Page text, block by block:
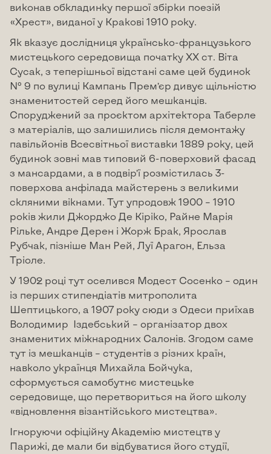
виконав обкладинку першої збірки поезій
«Хрест», виданої у Кракові 1910 року.
Як вказує дослідниця українсько-французького
мистецького середовища початку ХХ ст. Віта
Сусак, з теперішньої відстані саме цей будинок
№ 9 по вулиці Кампань Прем’єр дивує щільністю
знаменитостей серед його мешканців.
Споруджений за проєктом архітектора Таберле
з матеріалів, що залишились після демонтажу
павільйонів Всесвітньої виставки 1889 року, цей
будинок зовні мав типовий 6-поверховий фасад
з мансардами, а в подвір’ї розмістилась 3-
поверхова анфілада майстерень з великими
скляними вікнами. Тут упродовж 1900 – 1910
років жили Джорджо Де Кіріко, Райне Марія
Рільке, Андре Дерен і Жорж Брак, Ярослав
Рубчак, пізніше Ман Рей, Луї Арагон, Ельза
Тріоле.
У 1902 році тут оселився Модест Сосенко – один
із перших стипендіатів митрополита
Шептицького, а 1907 року сюди з Одеси приїхав
Володимир Іздебський – організатор двох
знаменитих міжнародних Салонів. Згодом саме
тут із мешканців – студентів з різних країн,
навколо українця Михайла Бойчука,
сформується самобутнє мистецьке
середовище, що перетвориться на його школу
«відновлення візантійського мистецтва».
Ігноруючи офіційну Академію мистецтв у
Парижі, де мали би відбуватися його студії,